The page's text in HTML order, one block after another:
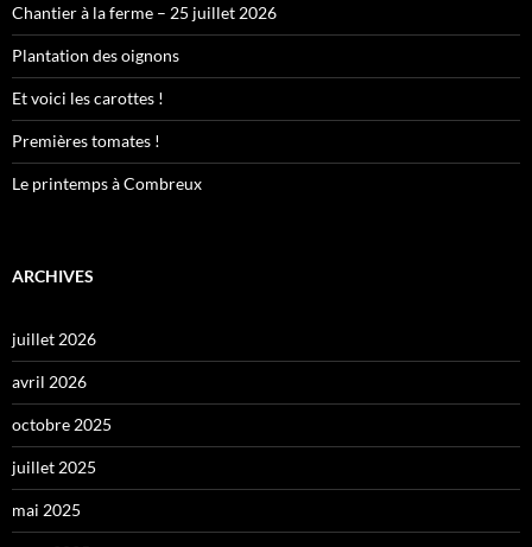
Chantier à la ferme – 25 juillet 2026
Plantation des oignons
Et voici les carottes !
Premières tomates !
Le printemps à Combreux
ARCHIVES
juillet 2026
avril 2026
octobre 2025
juillet 2025
mai 2025